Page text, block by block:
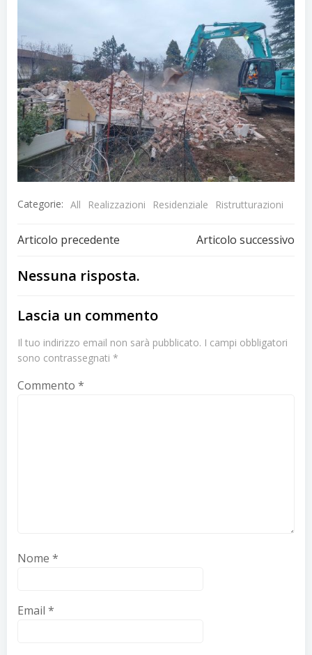
Categorie: All Realizzazioni Residenziale Ristrutturazioni
Navigazione
articoli
Articolo precedente
Navigazione
Articolo successivo
Nessuna risposta.
Lascia un commento
Il tuo indirizzo email non sarà pubblicato. I campi obbligatori
sono contrassegnati *
Commento *
Nome *
Email *